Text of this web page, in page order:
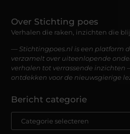
Over Stichting poes
Verhalen die raken, inzichten die
— Stichtingpoes.nl is een platform
verzamelt over uiteenlopende
verhalen tot verrassende inzichten
ontdekken voor de nieuwsgierige
Bericht categorie